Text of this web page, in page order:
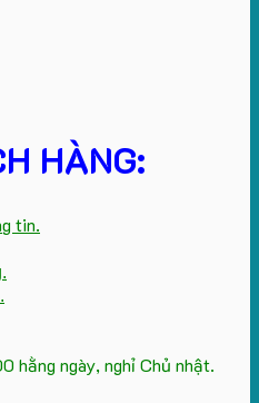
HÀNG:
tin.
hằng ngày, nghỉ Chủ nhật.